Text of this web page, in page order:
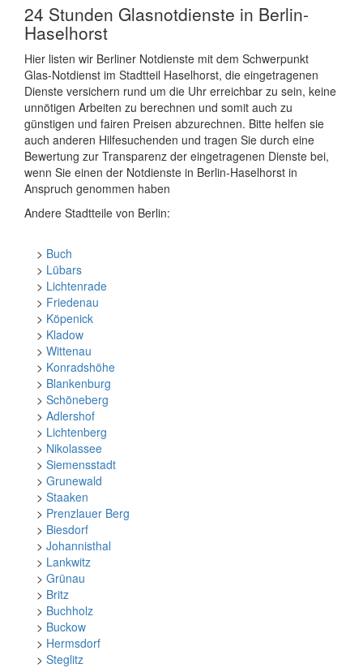
24 Stunden Glasnotdienste in Berlin-
Haselhorst
Hier listen wir Berliner Notdienste mit dem Schwerpunkt
Glas-Notdienst im Stadtteil Haselhorst, die eingetragenen
Dienste versichern rund um die Uhr erreichbar zu sein, keine
unnötigen Arbeiten zu berechnen und somit auch zu
günstigen und fairen Preisen abzurechnen. Bitte helfen sie
auch anderen Hilfesuchenden und tragen Sie durch eine
Bewertung zur Transparenz der eingetragenen Dienste bei,
wenn Sie einen der Notdienste in Berlin-Haselhorst in
Anspruch genommen haben
Andere Stadtteile von Berlin:
> Buch
> Lübars
> Lichtenrade
> Friedenau
> Köpenick
> Kladow
> Wittenau
> Konradshöhe
> Blankenburg
> Schöneberg
> Adlershof
> Lichtenberg
> Nikolassee
> Siemensstadt
> Grunewald
> Staaken
> Prenzlauer Berg
> Biesdorf
> Johannisthal
> Lankwitz
> Grünau
> Britz
> Buchholz
> Buckow
> Hermsdorf
> Steglitz